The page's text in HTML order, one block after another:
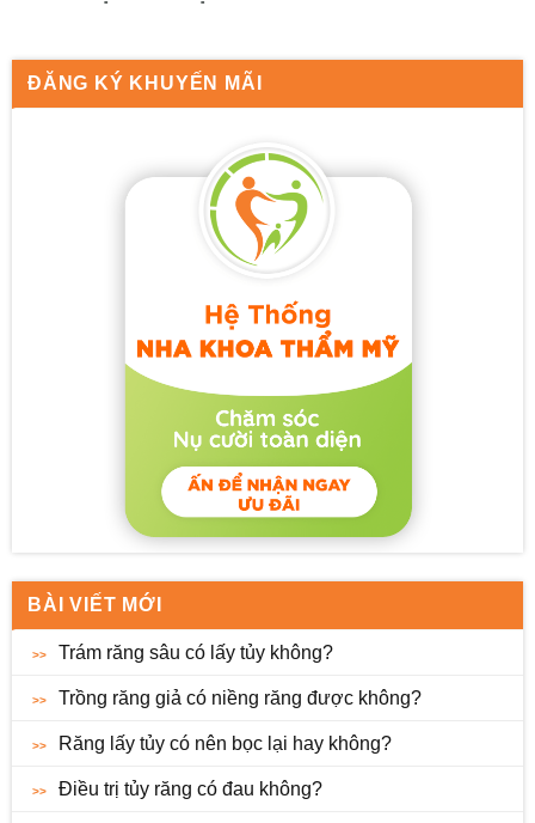
ĐĂNG KÝ KHUYẾN MÃI
BÀI VIẾT MỚI
Trám răng sâu có lấy tủy không?
Trồng răng giả có niềng răng được không?
Răng lấy tủy có nên bọc lại hay không?
Điều trị tủy răng có đau không?